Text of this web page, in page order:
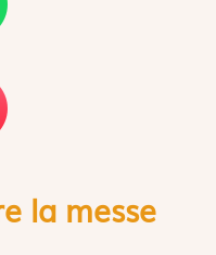
la messe